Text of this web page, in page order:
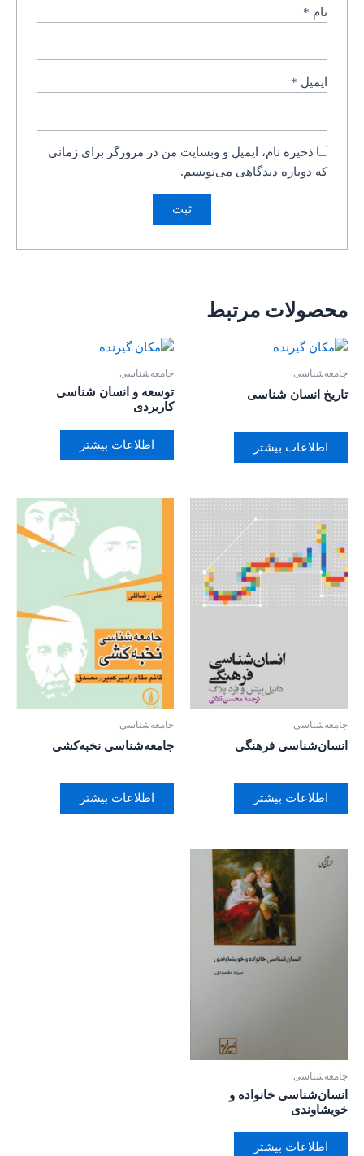
نام *
ایمیل *
ذخیره نام، ایمیل و وبسایت من در مرورگر برای زمانی
که دوباره دیدگاهی می‌نویسم.
محصولات مرتبط
جامعه‌شناسی
تاریخ انسان شناسی
اطلاعات بیشتر
جامعه‌شناسی
توسعه و انسان شناسی
کاربردی
اطلاعات بیشتر
جامعه‌شناسی
انسان‌شناسی فرهنگی
اطلاعات بیشتر
جامعه‌شناسی
جامعه‌شناسی نخبه‌کشی
اطلاعات بیشتر
جامعه‌شناسی
انسان‌شناسی خانواده و
خویشاوندی
اطلاعات بیشتر